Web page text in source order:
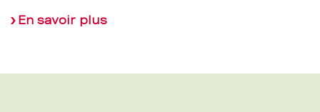
En savoir plus